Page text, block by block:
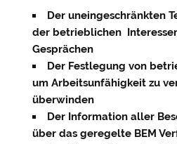
Der uneingeschränkten
der betrieblichen
Gesprächen
Der Festlegung von
um Arbeitsunfähigkeit zu
überwinden
Der Information aller
über das geregelte BEM